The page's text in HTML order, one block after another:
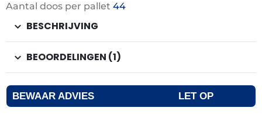
Aantal doos per pallet 44
BESCHRIJVING
BEOORDELINGEN (1)
BEWAAR ADVIES LET OP